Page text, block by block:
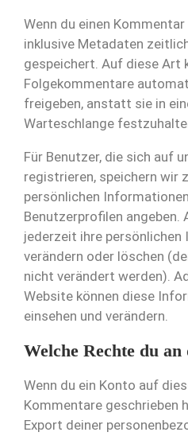
Wenn du einen
inklusive Metadaten
gespeichert. Auf diese Art
Folgekommentare
freigeben, anstatt sie in
Warteschlange
Für Benutzer, die sich auf
registrieren, speichern wir
persönlichen
Benutzerprofilen angeben.
jederzeit ihre persönlichen
verändern oder löschen
nicht verändert werden).
Website können diese
einsehen und verändern.
Welche Rechte du
Wenn du ein Konto auf
Kommentare geschrieben
Export deiner